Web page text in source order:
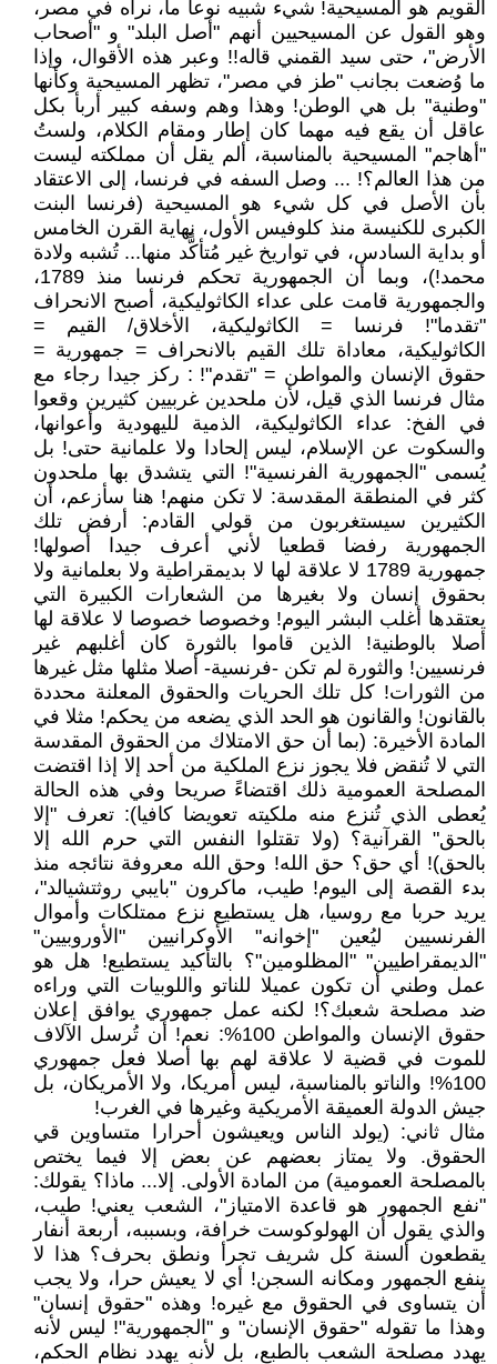
القويم هو المسيحية! شيء شبيه نوعا ما، نراه في مصر،
وهو القول عن المسيحيين أنهم "أصل البلد" و "أصحاب
الأرض"، حتى سيد القمني قاله!! وعبر هذه الأقوال، وإذا
ما وُضعت بجانب "طز في مصر"، تظهر المسيحية وكأنها
"وطنية" بل هي الوطن! وهذا وهم وسفه كبير أربأ بكل
عاقل أن يقع فيه مهما كان إطار ومقام الكلام، ولستُ
"أهاجم" المسيحية بالمناسبة، ألم يقل أن مملكته ليست
من هذا العالم؟! ... وصل السفه في فرنسا، إلى الاعتقاد
بأن الأصل في كل شيء هو المسيحية (فرنسا البنت
الكبرى للكنيسة منذ كلوفيس الأول، نهاية القرن الخامس
أو بداية السادس، في تواريخ غير مُتأكًّد منها... تُشبه ولادة
محمد!)، وبما أن الجمهورية تحكم فرنسا منذ 1789،
والجمهورية قامت على عداء الكاثوليكية، أصبح الانحراف
"تقدما"! فرنسا = الكاثوليكية، الأخلاق/ القيم =
الكاثوليكية، معاداة تلك القيم بالانحراف = جمهورية =
حقوق الإنسان والمواطن = "تقدم"! : ركز جيدا رجاء مع
مثال فرنسا الذي قيل، لأن ملحدين غربيين كثيرين وقعوا
في الفخ: عداء الكاثوليكية، الذمية لليهودية وأعوانها،
والسكوت عن الإسلام، ليس إلحادا ولا علمانية حتى! بل
يُسمى "الجمهورية الفرنسية"! التي يتشدق بها ملحدون
كثر في المنطقة المقدسة: لا تكن منهم! هنا سأزعم، أن
الكثيرين سيستغربون من قولي القادم: أرفض تلك
الجمهورية رفضا قطعيا لأني أعرف جيدا أصولها!
جمهورية 1789 لا علاقة لها لا بديمقراطية ولا بعلمانية ولا
بحقوق إنسان ولا بغيرها من الشعارات الكبيرة التي
يعتقدها أغلب البشر اليوم! وخصوصا خصوصا لا علاقة لها
أصلا بالوطنية! الذين قاموا بالثورة كان أغلبهم غير
فرنسيين! والثورة لم تكن -فرنسية- أصلا مثلها مثل غيرها
من الثورات! كل تلك الحريات والحقوق المعلنة محددة
بالقانون! والقانون هو الحد الذي يضعه من يحكم! مثلا في
المادة الأخيرة: (بما أن حق الامتلاك من الحقوق المقدسة
التي لا تُنقض فلا يجوز نزع الملكية من أحد إلا إذا اقتضت
المصلحة العمومية ذلك اقتضاءً صريحا وفي هذه الحالة
يُعطى الذي تُنزع منه ملكيته تعويضا كافيا): تعرف "إلا
بالحق" القرآنية؟ (ولا تقتلوا النفس التي حرم الله إلا
بالحق)! أي حق؟ حق الله! وحق الله معروفة نتائجه منذ
بدء القصة إلى اليوم! طيب، ماكرون "بايبي روثتشيالد"،
يريد حربا مع روسيا، هل يستطيع نزع ممتلكات وأموال
الفرنسيين ليُعين "إخوانه" الأوكرانيين "الأوروبيين"
"الديمقراطيين" "المظلومين"؟ بالتأكيد يستطيع! هل هو
عمل وطني أن تكون عميلا للناتو واللوبيات التي وراءه
ضد مصلحة شعبك؟! لكنه عمل جمهوري يوافق إعلان
حقوق الإنسان والمواطن 100%: نعم! أن تُرسل الآلاف
للموت في قضية لا علاقة لهم بها أصلا فعل جمهوري
100%! والناتو بالمناسبة، ليس أمريكا، ولا الأمريكان، بل
جيش الدولة العميقة الأمريكية وغيرها في الغرب!
مثال ثاني: (يولد الناس ويعيشون أحرارا متساوين قي
الحقوق. ولا يمتاز بعضهم عن بعض إلا فيما يختص
بالمصلحة العمومية) من المادة الأولى. إلا... ماذا؟ يقولك:
"نفع الجمهور هو قاعدة الامتياز"، الشعب يعني! طيب،
والذي يقول أن الهولوكوست خرافة، وبسببه، أربعة أنفار
يقطعون ألسنة كل شريف تجرأ ونطق بحرف؟ هذا لا
ينفع الجمهور ومكانه السجن! أي لا يعيش حرا، ولا يجب
أن يتساوى في الحقوق مع غيره! وهذه "حقوق إنسان"
وهذا ما تقوله "حقوق الإنسان" و "الجمهورية"! ليس لأنه
يهدد مصلحة الشعب بالطبع، بل لأنه يهدد نظام الحكم،